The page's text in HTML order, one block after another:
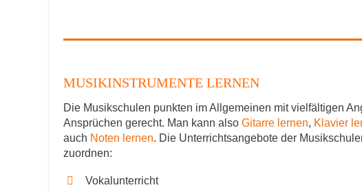
MUSIKINSTRUMENTE LERNEN
Die Musikschulen punkten im Allgemeinen mit vielfältigen
Ansprüchen gerecht. Man kann also Gitarre lernen, Klavier
auch Noten lernen. Die Unterrichtsangebote der
zuordnen:
Vokalunterricht